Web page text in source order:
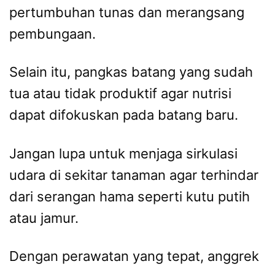
pertumbuhan tunas dan merangsang
pembungaan.
Selain itu, pangkas batang yang sudah
tua atau tidak produktif agar nutrisi
dapat difokuskan pada batang baru.
Jangan lupa untuk menjaga sirkulasi
udara di sekitar tanaman agar terhindar
dari serangan hama seperti kutu putih
atau jamur.
Dengan perawatan yang tepat, anggrek